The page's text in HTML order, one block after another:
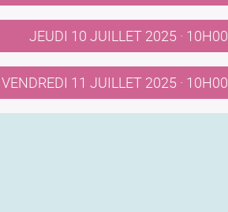
JEUDI 10 JUILLET 2025 · 10H00
VENDREDI 11 JUILLET 2025 · 10H00